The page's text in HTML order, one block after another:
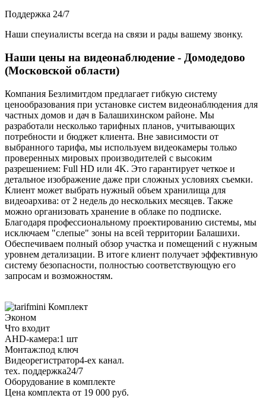
Поддержка 24/7
Наши спеуиалисты всегда на связи и рады вашему звонку.
Наши цены на видеонаблюдение - Домодедово
(Московской области)
Компания Безлимитдом предлагает гибкую систему
ценообразования при установке систем видеонаблюдения для
частных домов и дач в Балашихинском районе. Мы
разработали несколько тарифных планов, учитывающих
потребности и бюджет клиента. Вне зависимости от
выбранного тарифа, мы используем видеокамеры только
проверенных мировых производителей с высоким
разрешением: Full HD или 4K. Это гарантирует четкое и
детальное изображение даже при сложных условиях съемки.
Клиент может выбрать нужный объем хранилища для
видеоархива: от 2 недель до нескольких месяцев. Также
можно организовать хранение в облаке по подписке.
Благодаря профессиональному проектированию системы, мы
исключаем "слепые" зоны на всей территории Балашихи.
Обеспечиваем полный обзор участка и помещений с нужным
уровнем детализации. В итоге клиент получает эффективную
систему безопасности, полностью соответствующую его
запросам и возможностям.
Комплект
Эконом
Что входит
AHD-камера:1 шт
Монтаж:под ключ
Видеорегистратор4-ех канал.
тех. поддержка24/7
Оборудование в комплекте
Цена комплекта от 19 000 руб.